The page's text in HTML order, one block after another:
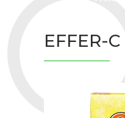
EFFER-